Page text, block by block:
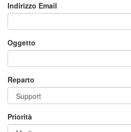
Indirizzo Email
Oggetto
Reparto
Priorità